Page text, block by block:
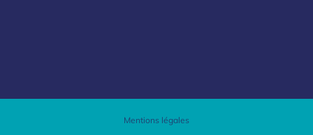
Mentions légales